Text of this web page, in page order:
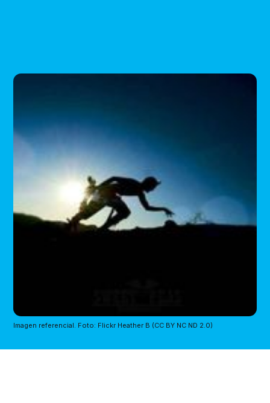
Imagen referencial. Foto: Flickr Heather B (CC BY NC ND 2.0)